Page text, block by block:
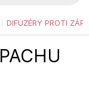
DIFUZÉRY PROTI